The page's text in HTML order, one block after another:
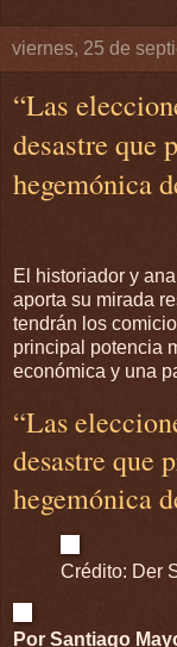
viernes, 25 de
“Las
desastre que
hegemónica
El historiador y
aporta su mirada
tendrán los
principal potencia
económica y una
“Las
desastre que
hegemónica
Crédito: Der
Por Santiago